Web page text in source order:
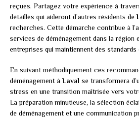
reçues. Partagez votre expérience à
détaillés qui aideront d’autres résidents de
recherches. Cette démarche contribue à
services de déménagement dans la région
entreprises qui maintiennent des standards
En suivant méthodiquement ces
déménagement àLaval se transformera
stress en une transition maîtrisée vers
La préparation minutieuse, la sélection
de déménagement et une communication